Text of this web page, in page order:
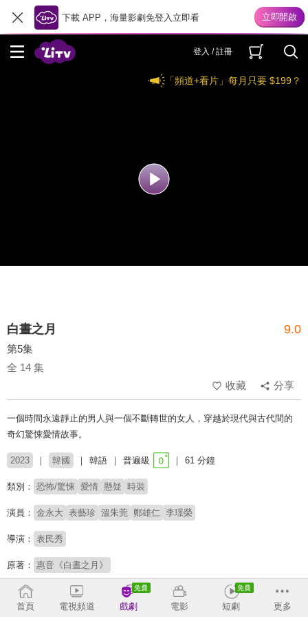
下載 APP，海量影劇免登入立即看
登入 / 註冊
「頻道+看片」每月只要 $199？
白晝之月 9.0
第5集
全 14 集
收藏
分享
一個時間永遠靜止的男人與一個不斷轉世的女人，穿越於現代與古代間的
奇幻驚悚愛情故事。
2023 韓國 韓語 普遍級 61 分鐘
類別： 恐怖/驚悚 愛情 懸疑 時裝
演員： 金永大 表藝珍 溫朱莞 鄭雄仁 李璟榮
導演： 表民秀
原著： 惠音《白晝之月》
首頁
電視頻道 戲劇 電影 短劇 更多